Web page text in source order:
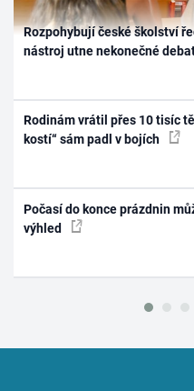
Rozpohybují české školství
nástroj utne nekonečné
Rodinám vrátil přes 10 tisíc
kostí“ sám padl v bojích
Počasí do konce prázdnin
výhled